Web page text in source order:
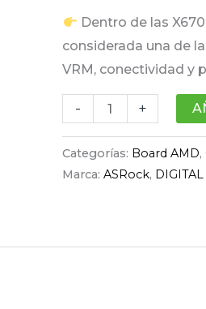
Dentro de las
considerada una de
VRM, conectividad y
- +
Categorías: Board AMD,
Marca:ASRock,